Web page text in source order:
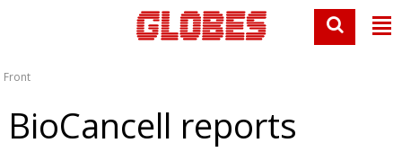
Front
BioCancell reports